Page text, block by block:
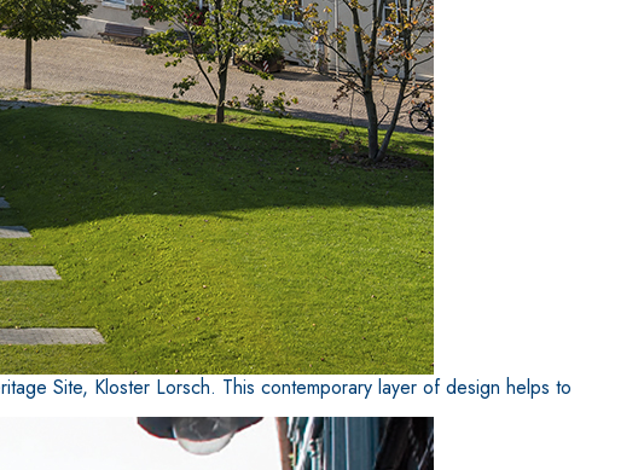
Site, Kloster Lorsch. This contemporary layer of design helps to